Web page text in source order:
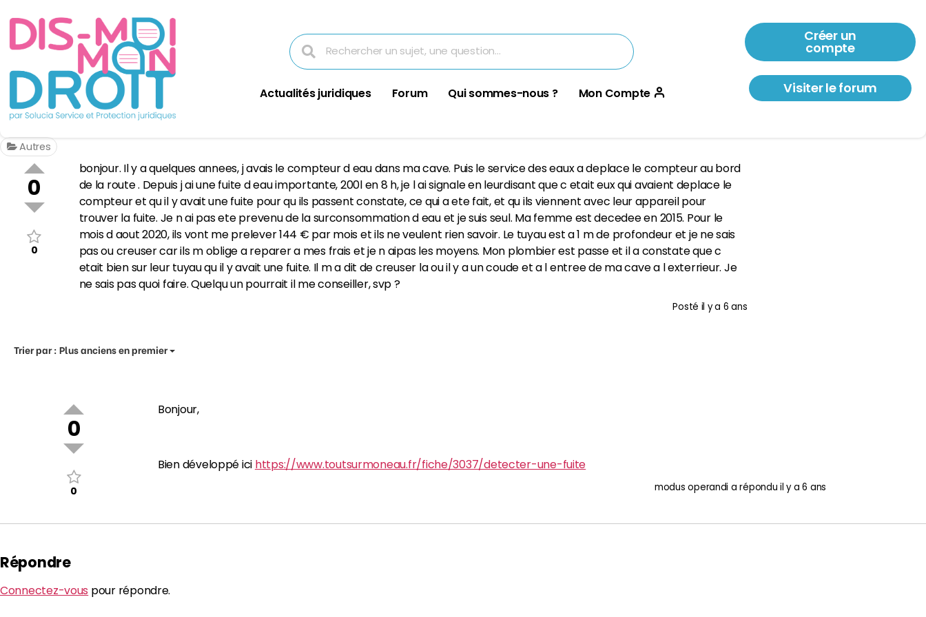
Actualités juridiques Forum Qui sommes-nous ? Mon Compte
Créer un
compte
Visiter le forum
Autres
0
0
bonjour. Il y a quelques annees, j avais le compteur d eau dans ma cave. Puis le service des eaux a deplace le compteur au bord
de la route . Depuis j ai une fuite d eau importante, 200l en 8 h, je l ai signale en leurdisant que c etait eux qui avaient deplace le
compteur et qu il y avait une fuite pour qu ils passent constate, ce qui a ete fait, et qu ils viennent avec leur appareil pour
trouver la fuite. Je n ai pas ete prevenu de la surconsommation d eau et je suis seul. Ma femme est decedee en 2015. Pour le
mois d aout 2020, ils vont me prelever 144 € par mois et ils ne veulent rien savoir. Le tuyau est a 1 m de profondeur et je ne sais
pas ou creuser car ils m oblige a reparer a mes frais et je n aipas les moyens. Mon plombier est passe et il a constate que c
etait bien sur leur tuyau qu il y avait une fuite. Il m a dit de creuser la ou il y a un coude et a l entree de ma cave a l exterrieur. Je
ne sais pas quoi faire. Quelqu un pourrait il me conseiller, svp ?
Posté il y a 6 ans
Trier par :Plus anciens en premier
0
0
Bonjour,
Bien développé ici https://www.toutsurmoneau.fr/fiche/3037/detecter-une-fuite
modus operandi a réponduil y a 6 ans
Répondre
Connectez-vous pour répondre.